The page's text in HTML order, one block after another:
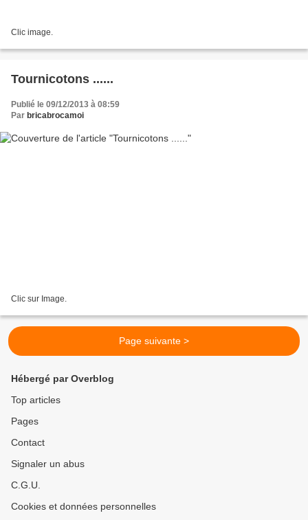
Clic image.
Tournicotons ......
Publié le 09/12/2013 à 08:59
Par bricabrocamoi
Clic sur Image.
Page suivante >
Hébergé par Overblog
Top articles
Pages
Contact
Signaler un abus
C.G.U.
Cookies et données personnelles